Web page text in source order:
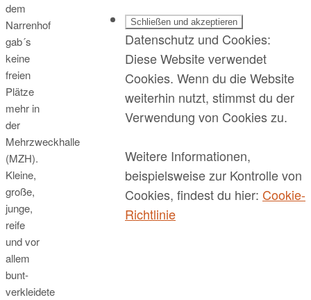
dem
Narrenhof
gab´s
keine
freien
Plätze
mehr in
der
Mehrzweckhalle
(MZH).
Kleine,
große,
junge,
reife
und vor
allem
bunt-
verkleidete
Datenschutz und Cookies:
Diese Website verwendet
Cookies. Wenn du die Website
weiterhin nutzt, stimmst du der
Verwendung von Cookies zu.
Weitere Informationen,
beispielsweise zur Kontrolle von
Cookies, findest du hier: Cookie-
Richtlinie